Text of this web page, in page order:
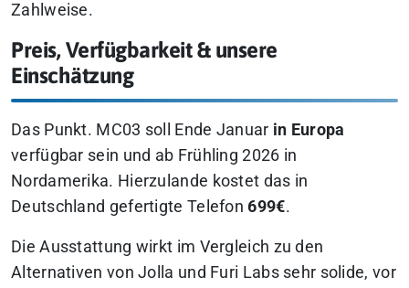
Zahlweise.
Preis, Verfügbarkeit & unsere
Einschätzung
Das Punkt. MC03 soll Ende Januar in Europa
verfügbar sein und ab Frühling 2026 in
Nordamerika. Hierzulande kostet das in
Deutschland gefertigte Telefon699€.
Die Ausstattung wirkt im Vergleich zu den
Alternativen von Jolla und Furi Labs sehr solide, vor